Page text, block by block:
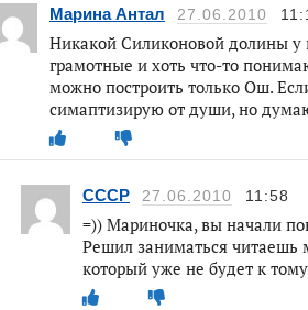
Марина Антал 27.06.2010
Никакой Силиконовой долины у
грамотные и хоть что-то
можно построить только Ош.
симаптизирую от души, но
CCCP 27.06.2010 11:58
=)) Мариночка, вы начали
Решил заниматься читаешь
который уже не будет к